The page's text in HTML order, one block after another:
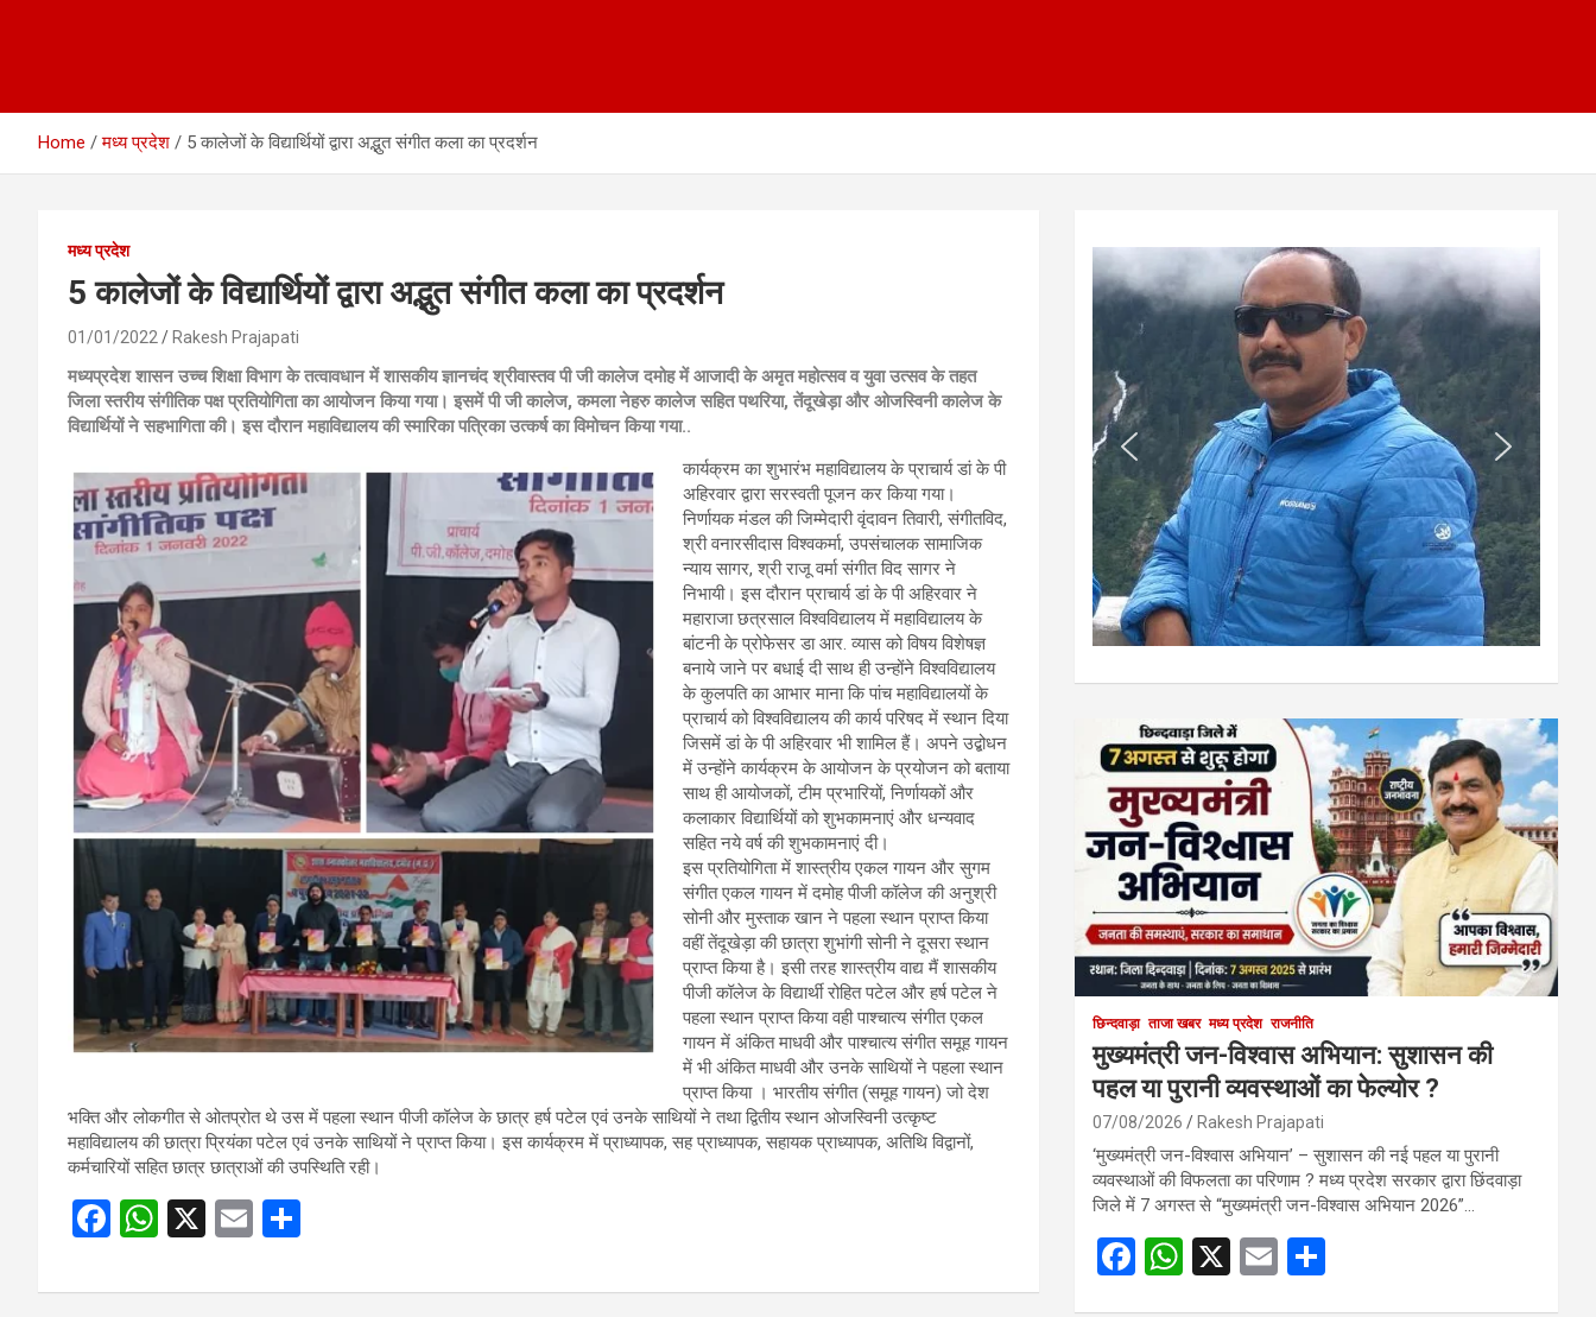
Home मध्य प्रदेश 5 कालेजों के विद्यार्थियों द्वारा अद्भुत संगीत कला का प्रदर्शन
मध्य प्रदेश
5 कालेजों के विद्यार्थियों द्वारा अद्भुत संगीत कला का प्रदर्शन
01/01/2022 Rakesh Prajapati
मध्यप्रदेश शासन उच्च शिक्षा विभाग के तत्वावधान में शासकीय ज्ञानचंद श्रीवास्तव पी जी कालेज दमोह में आजादी के अमृत महोत्सव व युवा उत्सव के तहत
जिला स्तरीय संगीतिक पक्ष प्रतियोगिता का आयोजन किया गया। इसमें पी जी कालेज, कमला नेहरु कालेज सहित पथरिया, तेंदूखेड़ा और ओजस्विनी कालेज के
विद्यार्थियों ने सहभागिता की। इस दौरान महाविद्यालय की स्मारिका पत्रिका उत्कर्ष का विमोचन किया गया..
कार्यक्रम का शुभारंभ महाविद्यालय के प्राचार्य डां के पी
अहिरवार द्वारा सरस्वती पूजन कर किया गया।
निर्णायक मंडल की जिम्मेदारी वृंदावन तिवारी, संगीतविद,
श्री वनारसीदास विश्वकर्मा, उपसंचालक सामाजिक
न्याय सागर, श्री राजू वर्मा संगीत विद सागर ने
निभायी। इस दौरान प्राचार्य डां के पी अहिरवार ने
महाराजा छत्रसाल विश्वविद्यालय में महाविद्यालय के
बांटनी के प्रोफेसर डा आर. व्यास को विषय विशेषज्ञ
बनाये जाने पर बधाई दी साथ ही उन्होंने विश्वविद्यालय
के कुलपति का आभार माना कि पांच महाविद्यालयों के
प्राचार्य को विश्वविद्यालय की कार्य परिषद में स्थान दिया
जिसमें डां के पी अहिरवार भी शामिल हैं। अपने उद्बोधन
में उन्होंने कार्यक्रम के आयोजन के प्रयोजन को बताया
साथ ही आयोजकों, टीम प्रभारियों, निर्णायकों और
कलाकार विद्यार्थियों को शुभकामनाएं और धन्यवाद
सहित नये वर्ष की शुभकामनाएं दी।
इस प्रतियोगिता में शास्त्रीय एकल गायन और सुगम
संगीत एकल गायन में दमोह पीजी कॉलेज की अनुश्री
सोनी और मुस्ताक खान ने पहला स्थान प्राप्त किया
वहीं तेंदूखेड़ा की छात्रा शुभांगी सोनी ने दूसरा स्थान
प्राप्त किया है। इसी तरह शास्त्रीय वाद्य मैं शासकीय
पीजी कॉलेज के विद्यार्थी रोहित पटेल और हर्ष पटेल ने
पहला स्थान प्राप्त किया वही पाश्चात्य संगीत एकल
गायन में अंकित माधवी और पाश्चात्य संगीत समूह गायन
में भी अंकित माधवी और उनके साथियों ने पहला स्थान
प्राप्त किया । भारतीय संगीत (समूह गायन) जो देश
भक्ति और लोकगीत से ओतप्रोत थे उस में पहला स्थान पीजी कॉलेज के छात्र हर्ष पटेल एवं उनके साथियों ने तथा द्वितीय स्थान ओजस्विनी उत्कृष्ट
महाविद्यालय की छात्रा प्रियंका पटेल एवं उनके साथियों ने प्राप्त किया। इस कार्यक्रम में प्राध्यापक, सह प्राध्यापक, सहायक प्राध्यापक, अतिथि विद्वानों,
कर्मचारियों सहित छात्र छात्राओं की उपस्थिति रही।
F
ce
W
at
X
E
ail ar
छिन्दवाड़ा ताजा खबर मध्य प्रदेश राजनीति
मुख्यमंत्री जन-विश्वास अभियान: सुशासन की
पहल या पुरानी व्यवस्थाओं का फेल्योर ?
07/08/2026 Rakesh Prajapati
‘मुख्यमंत्री जन-विश्वास अभियान’ – सुशासन की नई पहल या पुरानी
व्यवस्थाओं की विफलता का परिणाम ? मध्य प्रदेश सरकार द्वारा छिंदवाड़ा
जिले में 7 अगस्त से “मुख्यमंत्री जन-विश्वास अभियान 2026”…
F
W X
E